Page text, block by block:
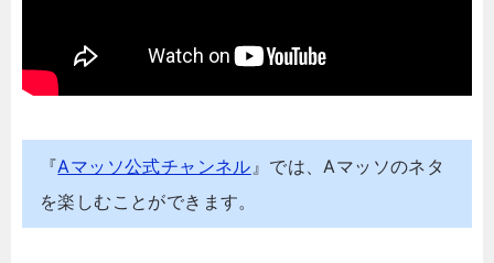
『Aマッソ公式チャンネル 』では、Aマッソのネタ
を楽しむことができます。